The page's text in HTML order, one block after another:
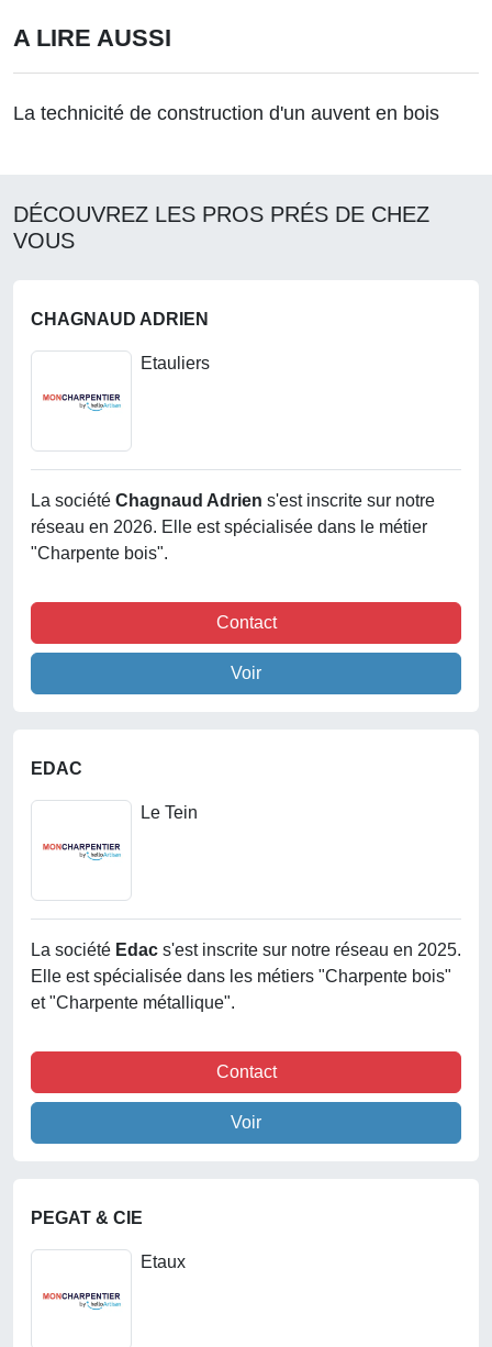
A LIRE AUSSI
La technicité de construction d'un auvent en bois
DÉCOUVREZ LES PROS PRÉS DE CHEZ
VOUS
CHAGNAUD ADRIEN
Etauliers
La société Chagnaud Adrien s'est inscrite sur notre
réseau en 2026. Elle est spécialisée dans le métier
"Charpente bois".
Contact
Voir
EDAC
Le Tein
La société Edac s'est inscrite sur notre réseau en 2025.
Elle est spécialisée dans les métiers "Charpente bois"
et "Charpente métallique".
Contact
Voir
PEGAT & CIE
Etaux